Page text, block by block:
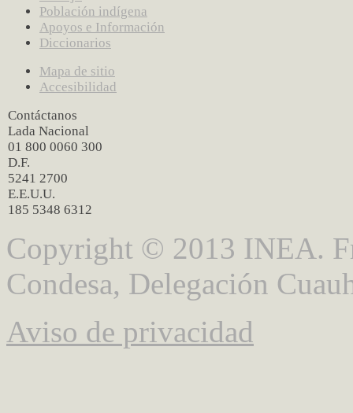
Población indígena
Apoyos e Información
Diccionarios
Mapa de sitio
Accesibilidad
Contáctanos
Lada Nacional
01 800 0060 300
D.F.
5241 2700
E.E.U.U.
185 5348 6312
Copyright © 2013 INEA.
Condesa, Delegación
Aviso de privacidad